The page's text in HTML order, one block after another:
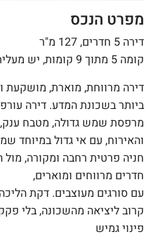
מפרט הנכס
דירה 5 חדרים, 127 מ"ר
קומה 5 מתוך 9 קומות, יש מעלית וחניה
דירה מרווחת, מוארת, מושקעת
ביותר בשכונת המדע. דירה
מרפסת שמש גדולה, מטבח ענק,
והאירוח, עם אי גדול במיוחד
חניה פרטית רחבה ומקורה, מול
חדרים מרווחים ומוארים,
עם סורגים מעוצבים. דקת
קרוב ליציאה מהשכונה, בלי
פינוי גמיש